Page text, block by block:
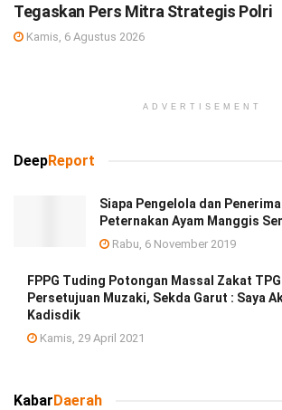
Tegaskan Pers Mitra Strategis Polri
Kamis, 6 Agustus 2026
ADVERTISEMENT
DeepReport
Siapa Pengelola dan
Peternakan Ayam Manggis
Rabu, 6 November 2019
FPPG Tuding Potongan Massal Zakat TPG
Persetujuan Muzaki, Sekda Garut : Saya
Kadisdik
Kamis, 29 April 2021
KabarDaerah